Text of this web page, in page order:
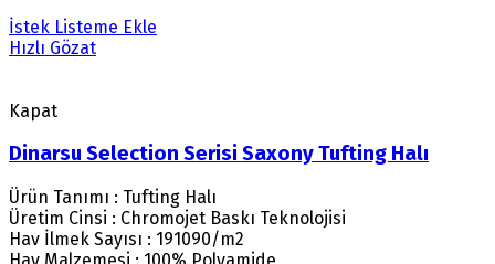
İstek Listeme Ekle
Hızlı Gözat
Kapat
Dinarsu Selection Serisi Saxony Tufting Halı
Ürün Tanımı : Tufting Halı
Üretim Cinsi : Chromojet Baskı Teknolojisi
Hav İlmek Sayısı : 191090/m2